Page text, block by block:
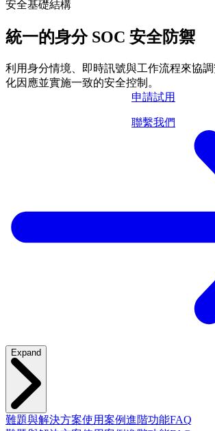
安全基礎結構
統一的身分 SOC 安全防禦
利用身分情境、即時訊號與工作流程來協
化因應並實施一致的安全控制。
申請試用
聯繫我們
Expand
難題與解決方案使用案例進階功能FAQ